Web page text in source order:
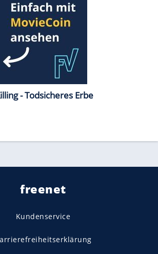
- Todsicheres Erbe
freenet
Kundenservice